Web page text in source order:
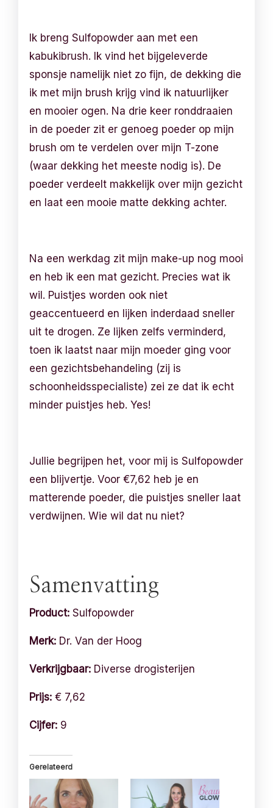
Ik breng Sulfopowder aan met een
kabukibrush. Ik vind het bijgeleverde
sponsje namelijk niet zo fijn, de dekking die
ik met mijn brush krijg vind ik natuurlijker
en mooier ogen. Na drie keer ronddraaien
in de poeder zit er genoeg poeder op mijn
brush om te verdelen over mijn T-zone
(waar dekking het meeste nodig is). De
poeder verdeelt makkelijk over mijn gezicht
en laat een mooie matte dekking achter.
Na een werkdag zit mijn make-up nog mooi
en heb ik een mat gezicht. Precies wat ik
wil. Puistjes worden ook niet
geaccentueerd en lijken inderdaad sneller
uit te drogen. Ze lijken zelfs verminderd,
toen ik laatst naar mijn moeder ging voor
een gezichtsbehandeling (zij is
schoonheidsspecialiste) zei ze dat ik echt
minder puistjes heb. Yes!
Jullie begrijpen het, voor mij is Sulfopowder
een blijvertje. Voor €7,62 heb je en
matterende poeder, die puistjes sneller laat
verdwijnen. Wie wil dat nu niet?
Samenvatting
Product: Sulfopowder
Merk: Dr. Van der Hoog
Verkrijgbaar: Diverse drogisterijen
Prijs: € 7,62
Cijfer: 9
Gerelateerd